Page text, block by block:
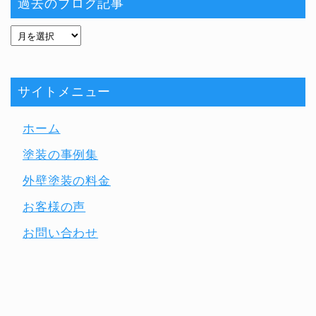
過去のブログ記事
サイトメニュー
ホーム
塗装の事例集
外壁塗装の料金
お客様の声
お問い合わせ